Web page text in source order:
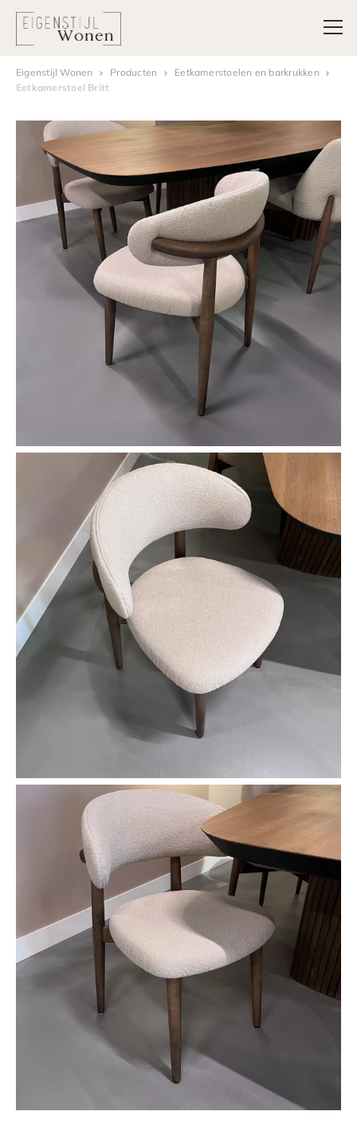
Eigenstijl Wonen Producten
Eetkamerstoelen en barkrukken
Eetkamerstoel Britt